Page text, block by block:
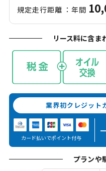
規定走行距離 ：年間
リース料に含ま
業界初クレジット
カード払いでポイント付与
プランや